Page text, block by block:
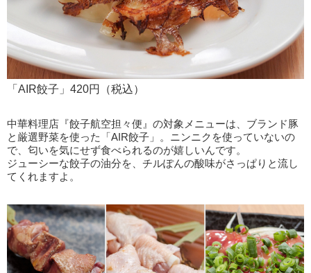
「AIR餃子」420円（税込）
中華料理店『餃子航空担々便』の対象メニューは、ブランド豚
と厳選野菜を使った「AIR餃子」。ニンニクを使っていないの
で、匂いを気にせず食べられるのが嬉しいんです。
ジューシーな餃子の油分を、チルぽんの酸味がさっぱりと流し
てくれますよ。